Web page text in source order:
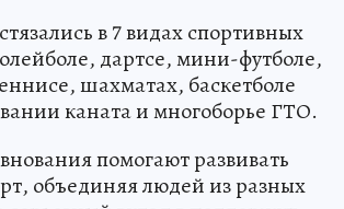
в 7 видах спортивных
дартсе, мини-футболе,
шахматах, баскетболе
каната и многоборье ГТО.
помогают развивать
объединяя людей из разных